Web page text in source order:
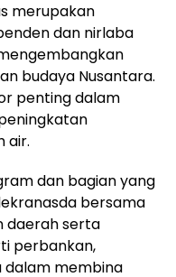
merupakan
dan nirlaba
budaya Nusantara.
penting dalam
air.
dan bagian yang
bersama
daerah serta
perbankan,
dalam membina